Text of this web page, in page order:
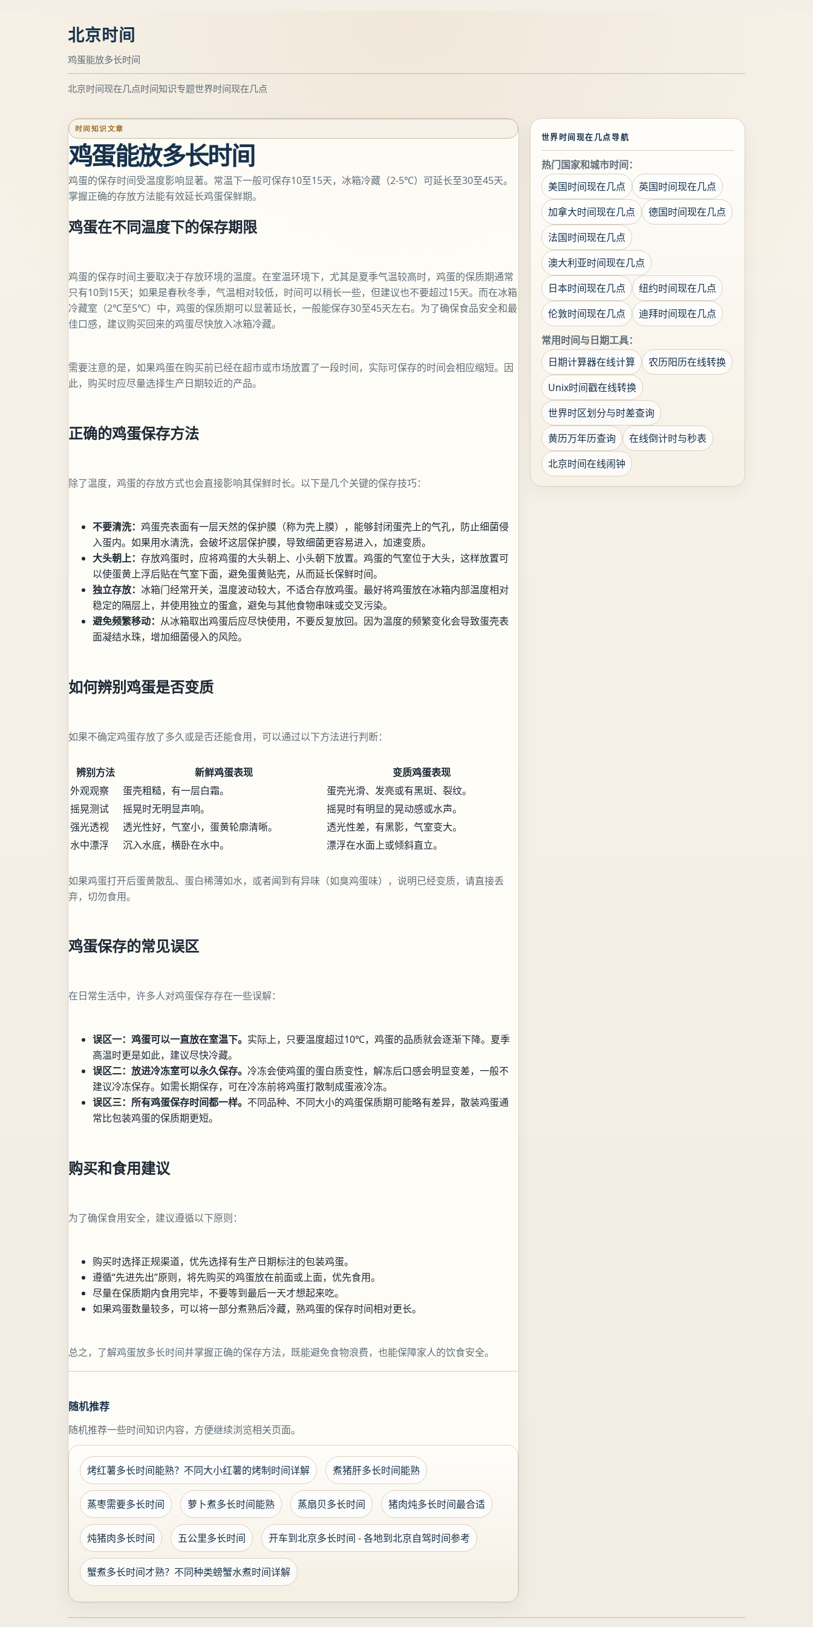
北京时间
鸡蛋能放多长时间
北京时间现在几点时间知识专题世界时间现在几点
时间知识文章
鸡蛋能放多长时间
鸡蛋的保存时间受温度影响显著。常温下一般可保存10至15天，冰箱冷藏（2-5℃）可延长至30至45天。
掌握正确的存放方法能有效延长鸡蛋保鲜期。
鸡蛋在不同温度下的保存期限
鸡蛋的保存时间主要取决于存放环境的温度。在室温环境下，尤其是夏季气温较高时，鸡蛋的保质期通常
只有10到15天；如果是春秋冬季，气温相对较低，时间可以稍长一些，但建议也不要超过15天。而在冰箱
冷藏室（2℃至5℃）中，鸡蛋的保质期可以显著延长，一般能保存30至45天左右。为了确保食品安全和最
佳口感，建议购买回来的鸡蛋尽快放入冰箱冷藏。
需要注意的是，如果鸡蛋在购买前已经在超市或市场放置了一段时间，实际可保存的时间会相应缩短。因
此，购买时应尽量选择生产日期较近的产品。
正确的鸡蛋保存方法
除了温度，鸡蛋的存放方式也会直接影响其保鲜时长。以下是几个关键的保存技巧：
不要清洗： 鸡蛋壳表面有一层天然的保护膜（称为壳上膜），能够封闭蛋壳上的气孔，防止细菌侵
入蛋内。如果用水清洗，会破坏这层保护膜，导致细菌更容易进入，加速变质。
大头朝上： 存放鸡蛋时，应将鸡蛋的大头朝上、小头朝下放置。鸡蛋的气室位于大头，这样放置可
以使蛋黄上浮后贴在气室下面，避免蛋黄贴壳，从而延长保鲜时间。
独立存放： 冰箱门经常开关，温度波动较大，不适合存放鸡蛋。最好将鸡蛋放在冰箱内部温度相对
稳定的隔层上，并使用独立的蛋盒，避免与其他食物串味或交叉污染。
避免频繁移动： 从冰箱取出鸡蛋后应尽快使用，不要反复放回。因为温度的频繁变化会导致蛋壳表
面凝结水珠，增加细菌侵入的风险。
如何辨别鸡蛋是否变质
如果不确定鸡蛋存放了多久或是否还能食用，可以通过以下方法进行判断：
辨别方法 新鲜鸡蛋表现
变质鸡蛋表现
外观观察
蛋壳粗糙，有一层白霜。
蛋壳光滑、发亮或有黑斑、裂纹。
摇晃测试
摇晃时无明显声响。
摇晃时有明显的晃动感或水声。
强光透视
透光性好，气室小，蛋黄轮廓清晰。
透光性差，有黑影，气室变大。
水中漂浮
沉入水底，横卧在水中。 漂浮在水面上或倾斜直立。
如果鸡蛋打开后蛋黄散乱、蛋白稀薄如水，或者闻到有异味（如臭鸡蛋味），说明已经变质，请直接丢
弃，切勿食用。
鸡蛋保存的常见误区
在日常生活中，许多人对鸡蛋保存存在一些误解：
误区一：鸡蛋可以一直放在室温下。 实际上，只要温度超过10℃，鸡蛋的品质就会逐渐下降。夏季
高温时更是如此，建议尽快冷藏。
误区二：放进冷冻室可以永久保存。 冷冻会使鸡蛋的蛋白质变性，解冻后口感会明显变差，一般不
建议冷冻保存。如需长期保存，可在冷冻前将鸡蛋打散制成蛋液冷冻。
误区三：所有鸡蛋保存时间都一样。 不同品种、不同大小的鸡蛋保质期可能略有差异，散装鸡蛋通
常比包装鸡蛋的保质期更短。
购买和食用建议
为了确保食用安全，建议遵循以下原则：
购买时选择正规渠道，优先选择有生产日期标注的包装鸡蛋。
遵循“先进先出”原则，将先购买的鸡蛋放在前面或上面，优先食用。
尽量在保质期内食用完毕，不要等到最后一天才想起来吃。
如果鸡蛋数量较多，可以将一部分煮熟后冷藏，熟鸡蛋的保存时间相对更长。
总之，了解鸡蛋放多长时间并掌握正确的保存方法，既能避免食物浪费，也能保障家人的饮食安全。
随机推荐
随机推荐一些时间知识内容，方便继续浏览相关页面。
烤红薯多长时间能熟？不同大小红薯的烤制时间详解 煮猪肝多长时间能熟
蒸枣需要多长时间 萝卜煮多长时间能熟 蒸扇贝多长时间 猪肉炖多长时间最合适
炖猪肉多长时间 五公里多长时间 开车到北京多长时间 - 各地到北京自驾时间参考
蟹煮多长时间才熟？不同种类螃蟹水煮时间详解
世界时间现在几点导航
热门国家和城市时间：
美国时间现在几点
英国时间现在几点
加拿大时间现在几点
德国时间现在几点
法国时间现在几点
澳大利亚时间现在几点
日本时间现在几点
纽约时间现在几点
伦敦时间现在几点
迪拜时间现在几点
常用时间与日期工具：
日期计算器在线计算
农历阳历在线转换
Unix时间戳在线转换
世界时区划分与时差查询
黄历万年历查询
在线倒计时与秒表
北京时间在线闹钟